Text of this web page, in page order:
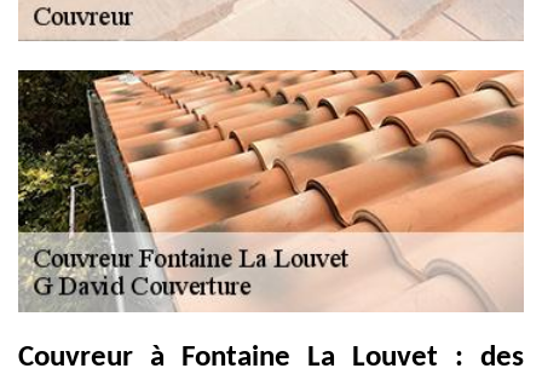
Couvreur à Fontaine La Louvet : des